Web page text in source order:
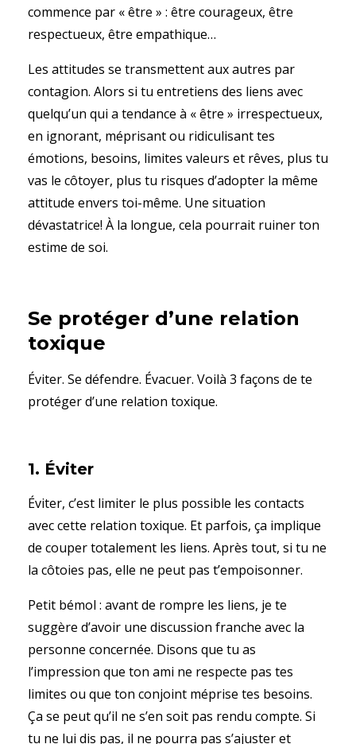
commence par « être » : être courageux, être
respectueux, être empathique…
Les attitudes se transmettent aux autres par
contagion. Alors si tu entretiens des liens avec
quelqu’un qui a tendance à « être » irrespectueux,
en ignorant, méprisant ou ridiculisant tes
émotions, besoins, limites valeurs et rêves, plus tu
vas le côtoyer, plus tu risques d’adopter la même
attitude envers toi-même. Une situation
dévastatrice! À la longue, cela pourrait ruiner ton
estime de soi.
Se protéger d’une relation
toxique
Éviter. Se défendre. Évacuer. Voilà 3 façons de te
protéger d’une relation toxique.
1. Éviter
Éviter, c’est limiter le plus possible les contacts
avec cette relation toxique. Et parfois, ça implique
de couper totalement les liens. Après tout, si tu ne
la côtoies pas, elle ne peut pas t’empoisonner.
Petit bémol : avant de rompre les liens, je te
suggère d’avoir une discussion franche avec la
personne concernée. Disons que tu as
l’impression que ton ami ne respecte pas tes
limites ou que ton conjoint méprise tes besoins.
Ça se peut qu’il ne s’en soit pas rendu compte. Si
tu ne lui dis pas, il ne pourra pas s’ajuster et